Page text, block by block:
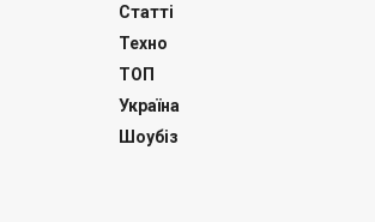
Статті
Техно
ТОП
Україна
Шоубіз